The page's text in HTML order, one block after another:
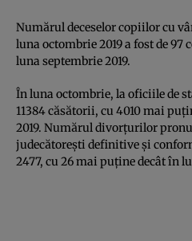
Numărul deceselor copiilor cu
luna octombrie 2019 a fost de 97
luna septembrie 2019.
În luna octombrie, la oficiile de
11384 căsătorii, cu 4010 mai
2019. Numărul divorţurilor
judecătoreşti definitive şi
2477, cu 26 mai puţine decât în